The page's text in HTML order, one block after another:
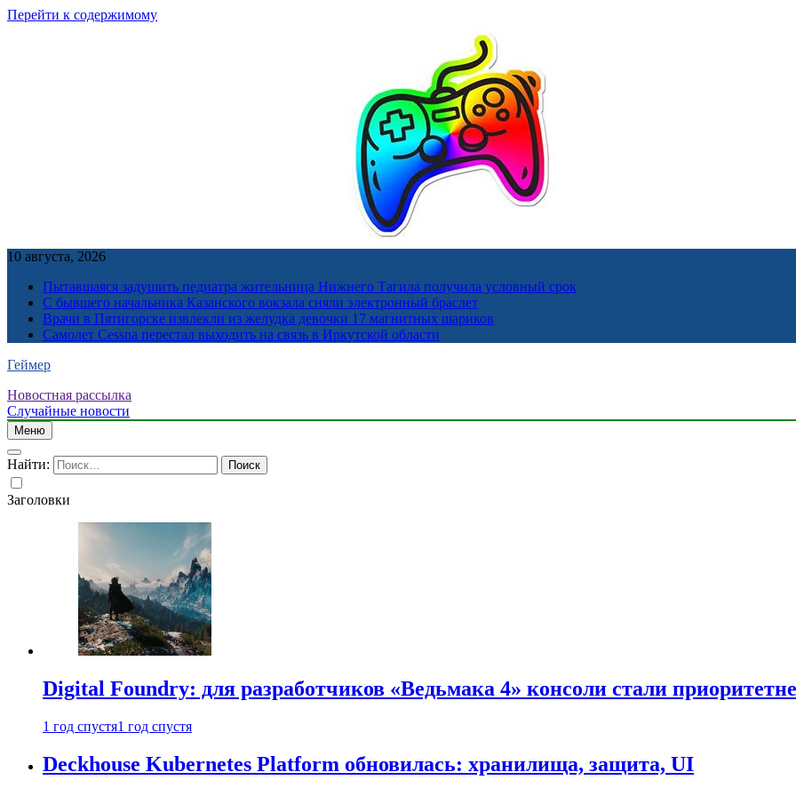
Перейти к содержимому
10 августа, 2026
Пытавшаяся задушить педиатра жительница Нижнего Тагила получила условный срок
С бывшего начальника Казанского вокзала сняли электронный браслет
Врачи в Пятигорске извлекли из желудка девочки 17 магнитных шариков
Самолет Cessna перестал выходить на связь в Иркутской области
Геймер
Новостная рассылка
Случайные новости
Меню
Найти:
Заголовки
Digital Foundry: для разработчиков «Ведьмака 4» консоли стали
1 год спустя1 год спустя
Deckhouse Kubernetes Platform обновилась: хранилища, защита, UI